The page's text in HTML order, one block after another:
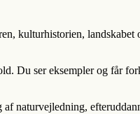
kulturhistorien,
Du ser eksempler og får
naturvejledning,